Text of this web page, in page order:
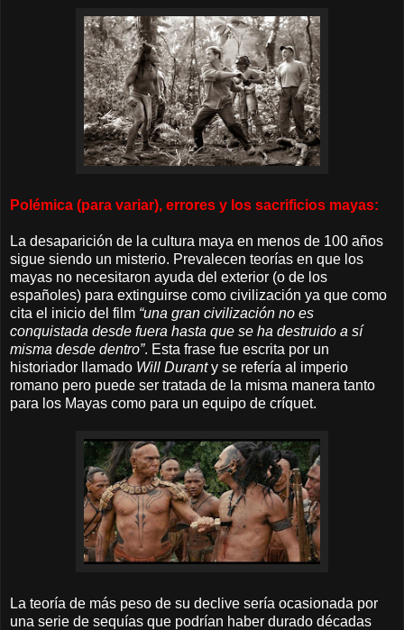
Polémica (para variar), errores y los sacrificios mayas:
La desaparición de la cultura maya en menos de 100 años
sigue siendo un misterio. Prevalecen teorías en que los
mayas no necesitaron ayuda del exterior (o de los
españoles) para extinguirse como civilización ya que como
cita el inicio del film “una gran civilización no es
conquistada desde fuera hasta que se ha destruido a sí
misma desde dentro”. Esta frase fue escrita por un
historiador llamado Will Duranty se refería al imperio
romano pero puede ser tratada de la misma manera tanto
para los Mayas como para un equipo de críquet.
La teoría de más peso de su declive sería ocasionada por
una serie de sequías que podrían haber durado décadas